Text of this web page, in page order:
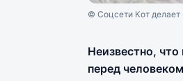
© Соцсети Кот делает
Неизвестно,
перед